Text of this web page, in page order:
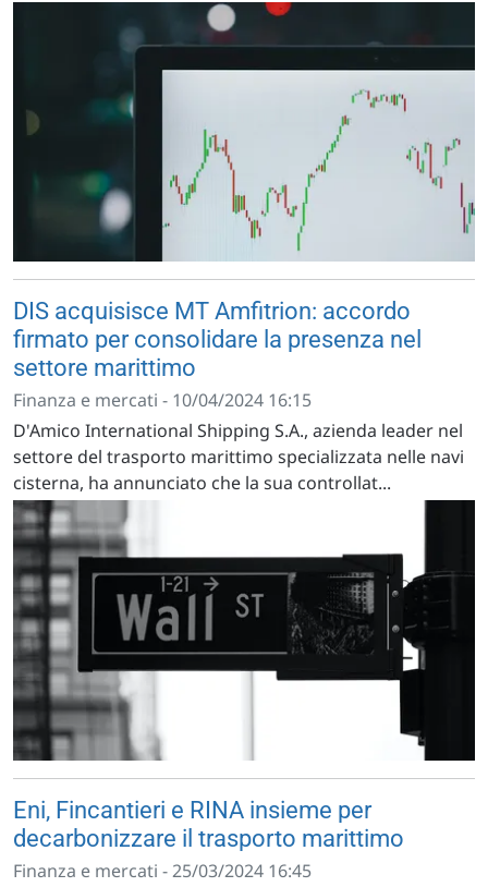
DIS acquisisce MT Amfitrion: accordo
firmato per consolidare la presenza nel
settore marittimo
Finanza e mercati - 10/04/2024 16:15
D'Amico International Shipping S.A., azienda leader nel
settore del trasporto marittimo specializzata nelle navi
cisterna, ha annunciato che la sua controllat...
Eni, Fincantieri e RINA insieme per
decarbonizzare il trasporto marittimo
Finanza e mercati - 25/03/2024 16:45